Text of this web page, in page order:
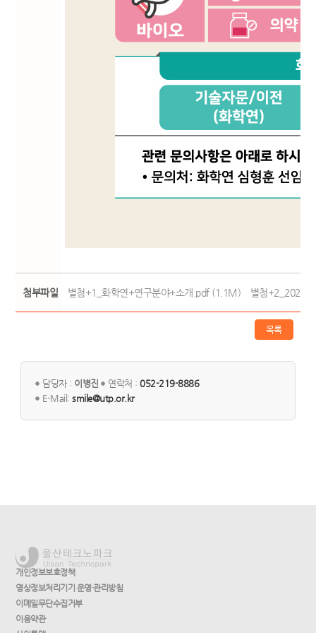
첨부파일 별첨+1_화학연+연구분야+소개.pdf (1.1M) 별첨+2_2025
목록
담당자 : 이병진 연락처 :052-219-8886
E-Mail:smile@utp.or.kr
개인정보보호정책
영상정보처리기기 운영·관리방침
이메일무단수집거부
이용약관